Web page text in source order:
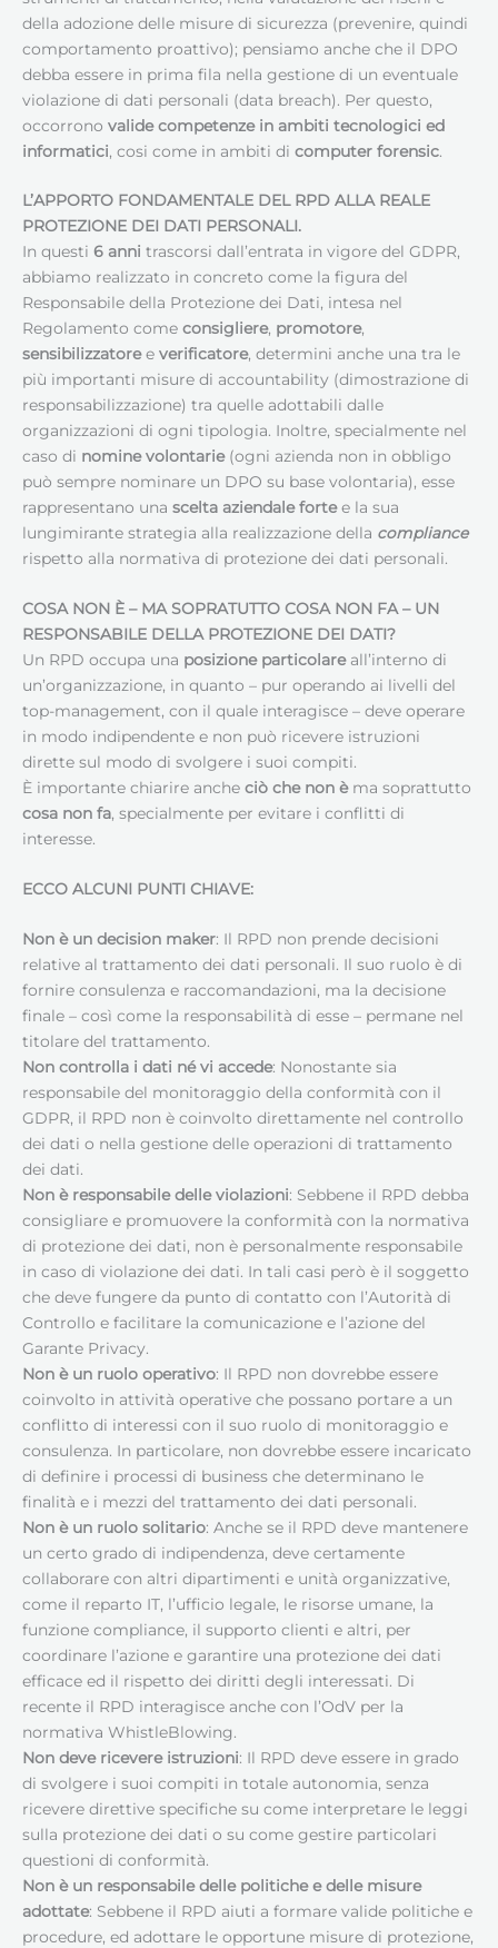
della adozione delle misure di sicurezza (prevenire, quindi
comportamento proattivo); pensiamo anche che il DPO
debba essere in prima fila nella gestione di un eventuale
violazione di dati personali (data breach). Per questo,
occorrono valide competenze in ambiti tecnologici ed
informatici, cosi come in ambiti di computer forensic.
L’APPORTO FONDAMENTALE DEL RPD ALLA REALE
PROTEZIONE DEI DATI PERSONALI.
In questi 6 anni trascorsi dall’entrata in vigore del GDPR,
abbiamo realizzato in concreto come la figura del
Responsabile della Protezione dei Dati, intesa nel
Regolamento come consigliere, promotore,
sensibilizzatoree verificatore, determini anche una tra le
più importanti misure di accountability (dimostrazione di
responsabilizzazione) tra quelle adottabili dalle
organizzazioni di ogni tipologia. Inoltre, specialmente nel
caso di nomine volontarie(ogni azienda non in obbligo
può sempre nominare un DPO su base volontaria), esse
rappresentano una scelta aziendale fortee la sua
lungimirante strategia alla realizzazione della compliance
rispetto alla normativa di protezione dei dati personali.
COSA NON È – MA SOPRATUTTO COSA NON FA – UN
RESPONSABILE DELLA PROTEZIONE DEI DATI?
Un RPD occupa una posizione particolareall’interno di
un’organizzazione, in quanto – pur operando ai livelli del
top-management, con il quale interagisce – deve operare
in modo indipendente e non può ricevere istruzioni
dirette sul modo di svolgere i suoi compiti.
È importante chiarire anche ciò che non èma soprattutto
cosa non fa, specialmente per evitare i conflitti di
interesse.
ECCO ALCUNI PUNTI CHIAVE:
Non è un decision maker: Il RPD non prende decisioni
relative al trattamento dei dati personali. Il suo ruolo è di
fornire consulenza e raccomandazioni, ma la decisione
finale – così come la responsabilità di esse – permane nel
titolare del trattamento.
Non controlla i dati né vi accede: Nonostante sia
responsabile del monitoraggio della conformità con il
GDPR, il RPD non è coinvolto direttamente nel controllo
dei dati o nella gestione delle operazioni di trattamento
dei dati.
Non è responsabile delle violazioni: Sebbene il RPD debba
consigliare e promuovere la conformità con la normativa
di protezione dei dati, non è personalmente responsabile
in caso di violazione dei dati. In tali casi però è il soggetto
che deve fungere da punto di contatto con l’Autorità di
Controllo e facilitare la comunicazione e l’azione del
Garante Privacy.
Non è un ruolo operativo: Il RPD non dovrebbe essere
coinvolto in attività operative che possano portare a un
conflitto di interessi con il suo ruolo di monitoraggio e
consulenza. In particolare, non dovrebbe essere incaricato
di definire i processi di business che determinano le
finalità e i mezzi del trattamento dei dati personali.
Non è un ruolo solitario: Anche se il RPD deve mantenere
un certo grado di indipendenza, deve certamente
collaborare con altri dipartimenti e unità organizzative,
come il reparto IT, l’ufficio legale, le risorse umane, la
funzione compliance, il supporto clienti e altri, per
coordinare l’azione e garantire una protezione dei dati
efficace ed il rispetto dei diritti degli interessati. Di
recente il RPD interagisce anche con l’OdV per la
normativa WhistleBlowing.
Non deve ricevere istruzioni: Il RPD deve essere in grado
di svolgere i suoi compiti in totale autonomia, senza
ricevere direttive specifiche su come interpretare le leggi
sulla protezione dei dati o su come gestire particolari
questioni di conformità.
Non è un responsabile delle politiche e delle misure
adottate: Sebbene il RPD aiuti a formare valide politiche e
procedure, ed adottare le opportune misure di protezione,